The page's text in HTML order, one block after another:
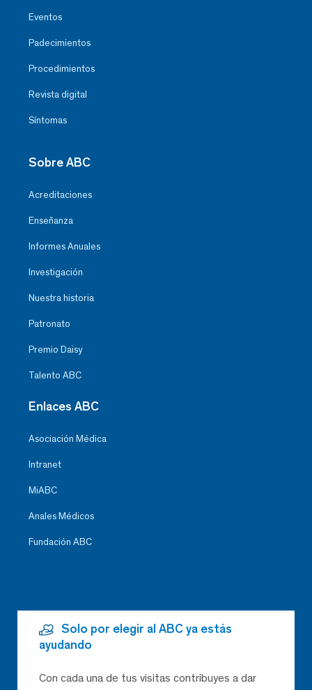
Eventos
Padecimientos
Procedimientos
Revista digital
Síntomas
Sobre ABC
Acreditaciones
Enseñanza
Informes Anuales
Investigación
Nuestra historia
Patronato
Premio Daisy
Talento ABC
Enlaces ABC
Asociación Médica
Intranet
MiABC
Anales Médicos
Fundación ABC
Solo por elegir al ABC ya estás
ayudando
Con cada una de tus visitas contribuyes a dar